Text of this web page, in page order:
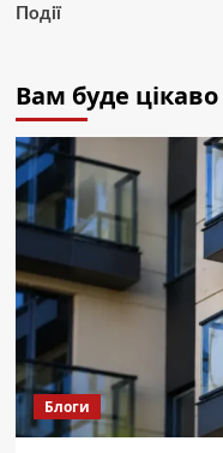
Події
Вам буде цікаво
Блоги